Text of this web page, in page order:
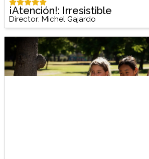
¡Atención!: Irresistible
Director: Michel Gajardo